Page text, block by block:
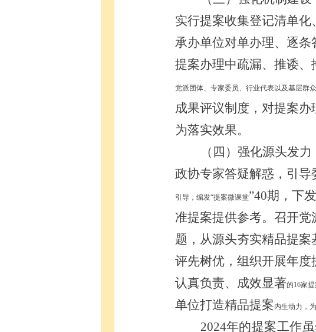
实行提案收集登记清单化
承办单位对单办理、逐
提案办理中疏漏、推诿、
党派团体、专家委员、行业代表以及基层群
成果评议制度 ， 对提案办
为落实效果。
（四）强化源头发力
政协专家答疑解惑，引导
引导，编发“提案微课堂”40期，下
准提案提供参考。召开
题， 从源头夯实精品提案
评先树优，组织开展年度
认真负责、成效显著的16家
单位打造精品提案内生动力，
2024年的提案工作